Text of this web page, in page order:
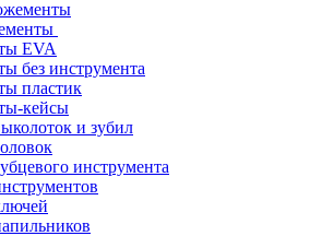
EVA
без инструмента
пластик
кейсы
и зубил
инструмента